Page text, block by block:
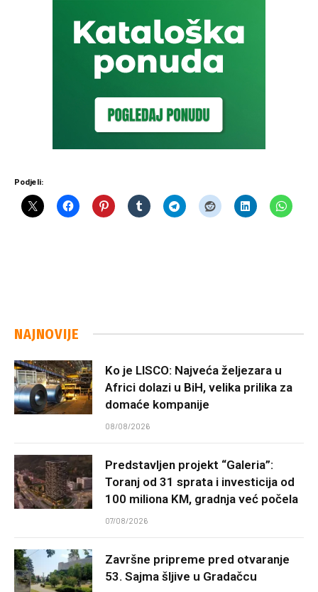
Podjeli:
NAJNOVIJE
Ko je LISCO: Najveća željezara u
Africi dolazi u BiH, velika prilika za
domaće kompanije
08/08/2026
Predstavljen projekt “Galeria”:
Toranj od 31 sprata i investicija od
100 miliona KM, gradnja već počela
07/08/2026
Završne pripreme pred otvaranje
53. Sajma šljive u Gradačcu